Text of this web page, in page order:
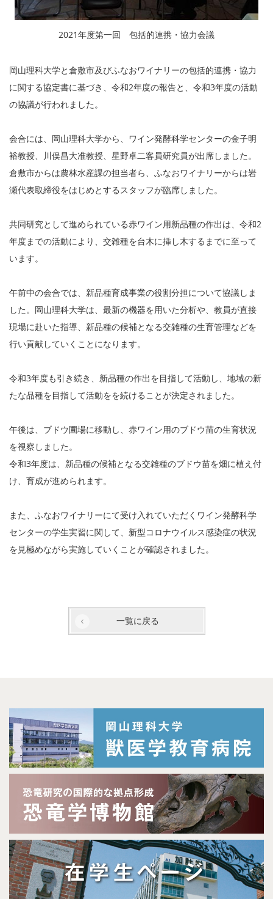
2021年度第一回 包括的連携・協力会議
岡山理科大学と倉敷市及びふなおワイナリーの包括的連携・協力
に関する協定書に基づき、令和2年度の報告と、令和3年度の活動
の協議が行われました。
会合には、岡山理科大学から、ワイン発酵科学センターの金子明
裕教授、川俣昌大准教授、星野卓二客員研究員が出席しました。
倉敷市からは農林水産課の担当者ら、ふなおワイナリーからは岩
瀬代表取締役をはじめとするスタッフが臨席しました。
共同研究として進められている赤ワイン用新品種の作出は、令和2
年度までの活動により、交雑種を台木に挿し木するまでに至って
います。
午前中の会合では、新品種育成事業の役割分担について協議しま
した。岡山理科大学は、最新の機器を用いた分析や、教員が直接
現場に赴いた指導、新品種の候補となる交雑種の生育管理などを
行い貢献していくことになります。
令和3年度も引き続き、新品種の作出を目指して活動し、地域の新
たな品種を目指して活動をを続けることが決定されました。
午後は、ブドウ圃場に移動し、赤ワイン用のブドウ苗の生育状況
を視察しました。
令和3年度は、新品種の候補となる交雑種のブドウ苗を畑に植え付
け、育成が進められます。
また、ふなおワイナリーにて受け入れていただくワイン発酵科学
センターの学生実習に関して、新型コロナウイルス感染症の状況
を見極めながら実施していくことが確認されました。
一覧に戻る